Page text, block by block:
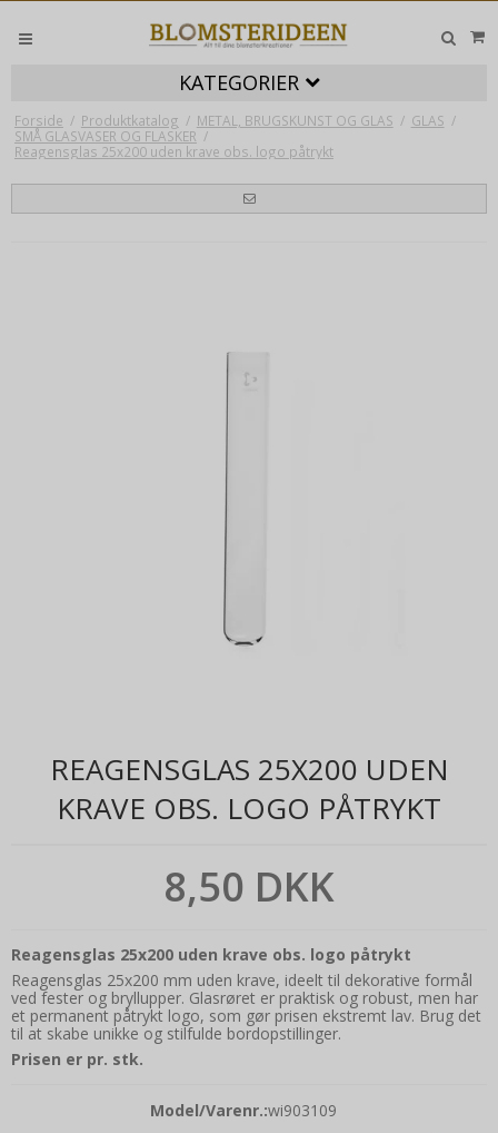
KATEGORIER
Forside / Produktkatalog / METAL, BRUGSKUNST OG GLAS / GLAS /
SMÅ GLASVASER OG FLASKER /
Reagensglas 25x200 uden krave obs. logo påtrykt
REAGENSGLAS 25X200 UDEN
KRAVE OBS. LOGO PÅTRYKT
8,50 DKK
Reagensglas 25x200 uden krave obs. logo påtrykt
Reagensglas 25x200 mm uden krave, ideelt til dekorative formål
ved fester og bryllupper. Glasrøret er praktisk og robust, men har
et permanent påtrykt logo, som gør prisen ekstremt lav. Brug det
til at skabe unikke og stilfulde bordopstillinger.
Prisen er pr. stk.
Model/Varenr.:wi903109